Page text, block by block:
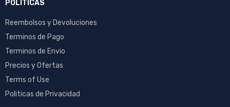
POLITICAS
Reembolsos y Devoluciones
Terminos de Pago
Terminos de Envio
Precios y Ofertas
Terms of Use
Politicas de Privacidad